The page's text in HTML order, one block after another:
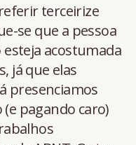
terceirize
se que a pessoa
acostumada
já que elas
presenciamos
pagando caro)